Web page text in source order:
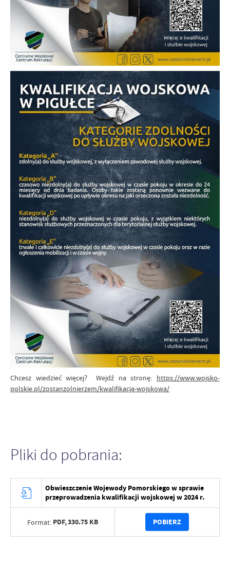
Chcesz wiedzieć więcej? Wejdź na stronę: https://www.wojsko-
polskie.pl/zostanzolnierzem/kwalifikacja-wojskowa/
Pliki do pobrania:
Obwieszczenie Wojewody Pomorskiego w sprawie
przeprowadzenia kwalifikacji wojskowej w 2024 r.
Format: PDF,330.75 KB POBIERZ